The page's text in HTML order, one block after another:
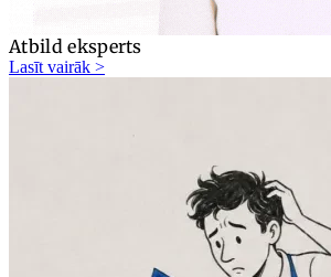
Atbild eksperts
Lasīt vairāk >